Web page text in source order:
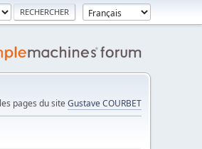
pages du site Gustave COURBET